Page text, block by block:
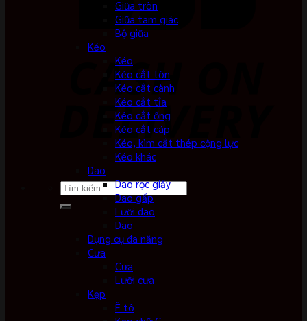
Tìm
Giũa tròn
Giũa tam giác
Bộ giũa
Kéo
Kéo
Kéo cắt tôn
Kéo cắt cành
Kéo cắt tỉa
Kéo cắt ống
Kéo cắt cáp
Kéo, kìm cắt thép cộng lực
Kéo khác
Dao
Dao rọc giấy
Dao gấp
Lưỡi dao
Dao
Dụng cụ đa năng
Cưa
Cưa
Lưỡi cưa
Kẹp
Ê tô